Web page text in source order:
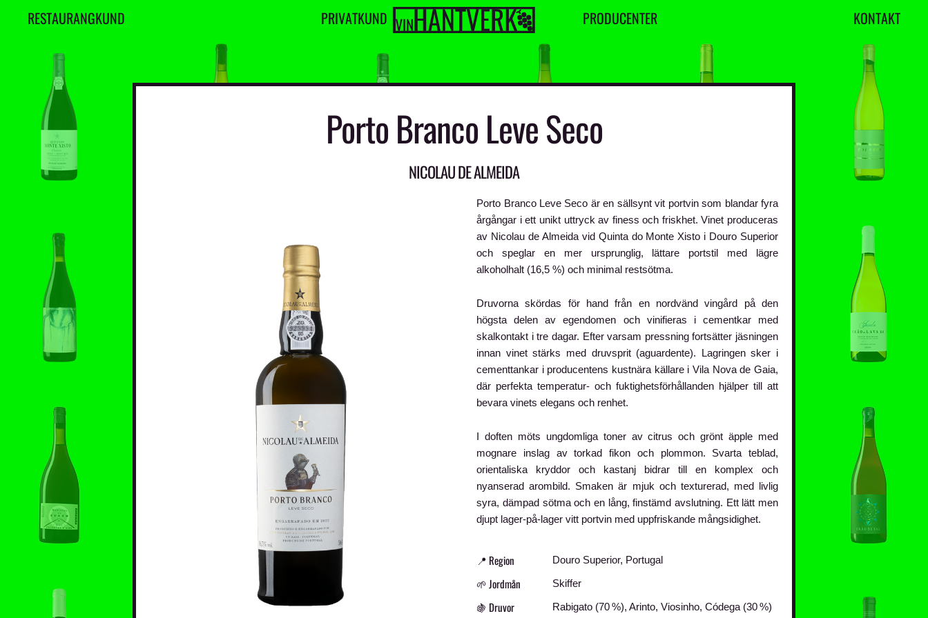
RESTAURANGKUND PRIVATKUND PRODUCENTER KONTAKT
Porto Branco Leve Seco
NICOLAU DE ALMEIDA
Porto Branco Leve Seco är en sällsynt vit portvin som blandar fyra
årgångar i ett unikt uttryck av finess och friskhet. Vinet produceras
av Nicolau de Almeida vid Quinta do Monte Xisto i Douro Superior
och speglar en mer ursprunglig, lättare portstil med lägre
alkoholhalt (16,5 %) och minimal restsötma.
Druvorna skördas för hand från en nordvänd vingård på den
högsta delen av egendomen och vinifieras i cementkar med
skalkontakt i tre dagar. Efter varsam pressning fortsätter jäsningen
innan vinet stärks med druvsprit (aguardente). Lagringen sker i
cementtankar i producentens kustnära källare i Vila Nova de Gaia,
där perfekta temperatur- och fuktighetsförhållanden hjälper till att
bevara vinets elegans och renhet.
I doften möts ungdomliga toner av citrus och grönt äpple med
mognare inslag av torkad fikon och plommon. Svarta teblad,
orientaliska kryddor och kastanj bidrar till en komplex och
nyanserad arombild. Smaken är mjuk och texturerad, med livlig
syra, dämpad sötma och en lång, finstämd avslutning. Ett lätt men
djupt lager-på-lager vitt portvin med uppfriskande mångsidighet.
📍 Region Douro Superior, Portugal
🌱 Jordmån Skiffer
🍇 Druvor Rabigato (70 %), Arinto, Viosinho, Códega (30 %)